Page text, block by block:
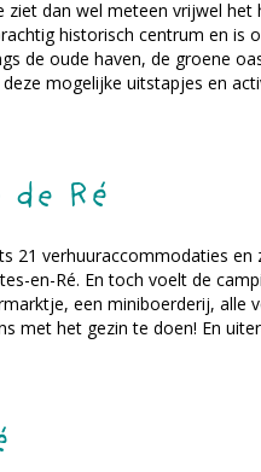
ziet dan wel meteen vrijwel
historisch centrum en
de oude haven, de groene
mogelijke uitstapjes en
Ré
21 verhuuraccommodaties
en-Ré. En toch voelt de
een miniboerderij,
met het gezin te doen! En